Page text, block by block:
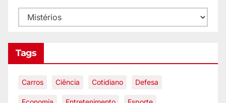
Tags
Carros Ciência Cotidiano Defesa